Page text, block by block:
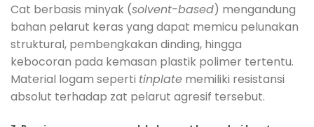
Cat berbasis minyak (solvent-based) mengandung
bahan pelarut keras yang dapat memicu pelunakan
struktural, pembengkakan dinding, hingga
kebocoran pada kemasan plastik polimer tertentu.
Material logam seperti tinplate memiliki resistansi
absolut terhadap zat pelarut agresif tersebut.